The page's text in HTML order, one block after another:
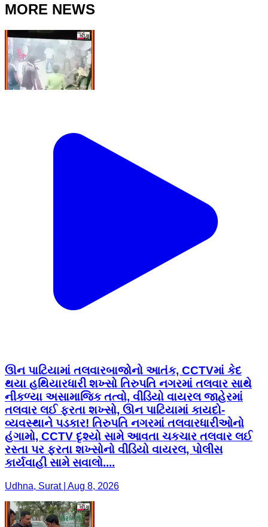
MORE NEWS
ઊન પાટિયામાં તલવારબાજોનો આતંક, CCTVમાં કેદ
થયા હથિયારધારી શખ્સો તિરુપતિ નગરમાં તલવાર સાથે
નીકળ્યા અસામાજિક તત્વો, વીડિયો વાયરલ જાહેરમાં
તલવાર લઈ ફરતા શખ્સો, ઊન પાટિયામાં કાયદો-
વ્યવસ્થાને પડકાર! તિરુપતિ નગરમાં તલવારધારીઓનો
હંગામો, CCTV દૃશ્યો સામે આવતા ચકચાર તલવાર લઈ
રસ્તા પર ફરતા શખ્સોનો વીડિયો વાયરલ, પોલીસ
કાર્યવાહી સામે સવાલો....
Udhna, Surat | Aug 8, 2026